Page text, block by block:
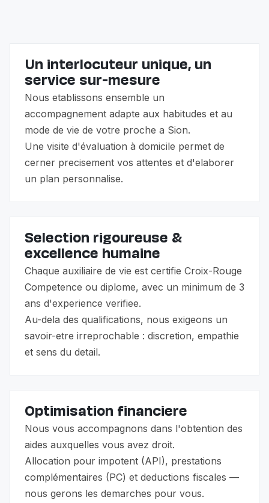
Un interlocuteur unique, un
service sur-mesure
Nous etablissons ensemble un
accompagnement adapte aux habitudes et au
mode de vie de votre proche a Sion.
Une visite d'évaluation à domicile permet de
cerner precisement vos attentes et d'elaborer
un plan personnalise.
Selection rigoureuse &
excellence humaine
Chaque auxiliaire de vie est certifie Croix-Rouge
Competence ou diplome, avec un minimum de 3
ans d'experience verifiee.
Au-dela des qualifications, nous exigeons un
savoir-etre irreprochable : discretion, empathie
et sens du detail.
Optimisation financiere
Nous vous accompagnons dans l'obtention des
aides auxquelles vous avez droit.
Allocation pour impotent (API), prestations
complémentaires (PC) et deductions fiscales —
nous gerons les demarches pour vous.